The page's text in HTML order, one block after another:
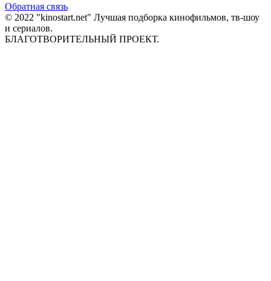
Обратная связь
© 2022 "kinostart.net" Лучшая подборка кинофильмов, тв-шоу
и сериалов.
БЛАГОТВОРИТЕЛЬНЫЙ ПРОЕКТ.